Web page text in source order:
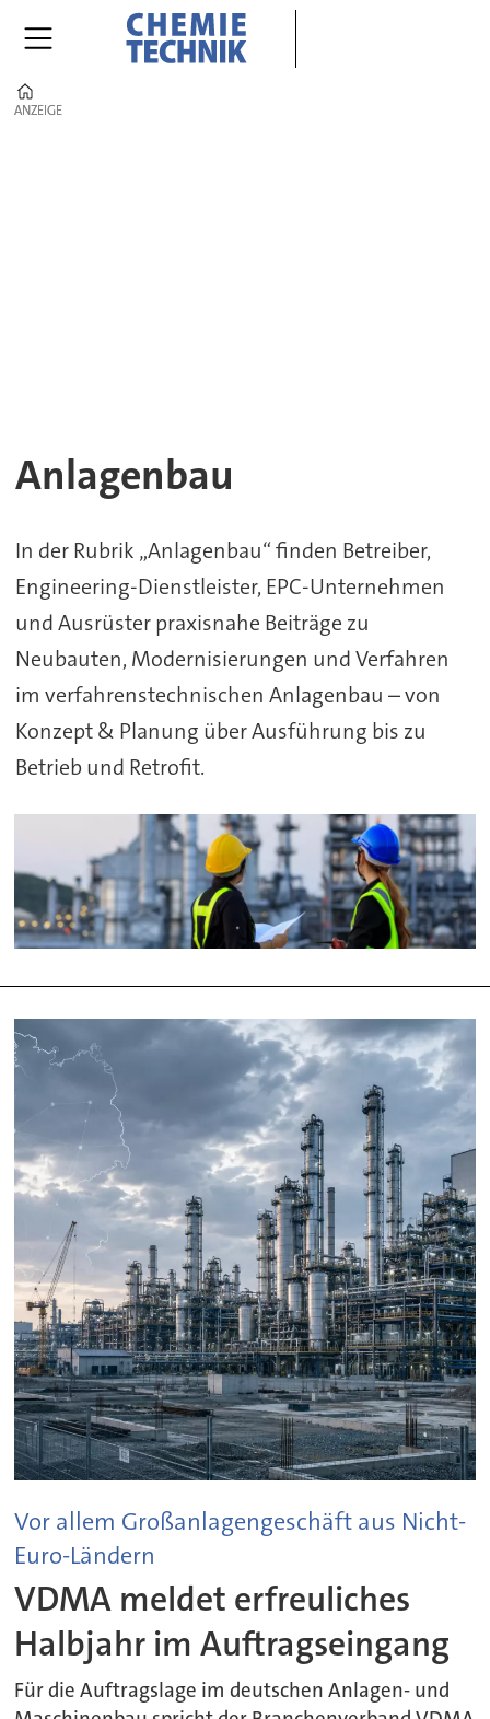
ANZEIGE
Verfahren
Engineering
im
Chemie-
Anlagenbau
ANZEIGE
Anlagenbau
In der Rubrik „Anlagenbau“ finden Betreiber,
Engineering-Dienstleister, EPC-Unternehmen
und Ausrüster praxisnahe Beiträge zu
Neubauten, Modernisierungen und Verfahren
im verfahrenstechnischen Anlagenbau – von
Konzept & Planung über Ausführung bis zu
Betrieb und Retrofit.
Vor allem Großanlagengeschäft aus Nicht-
Euro-Ländern
VDMA meldet erfreuliches
Halbjahr im Auftragseingang
Für die Auftragslage im deutschen Anlagen- und